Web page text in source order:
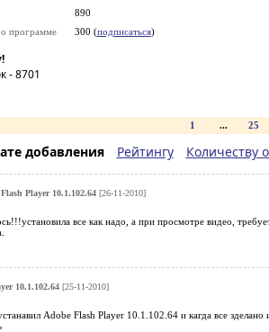
890
программе
300 (подписаться)
-8701
1 ... 25
добавления Рейтингу Количеству
Player 10.1.102.64[26-11-2010]
все как надо, а при просмотре видео,
10.1.102.64[25-11-2010]
Adobe Flash Player 10.1.102.64 и кагда все